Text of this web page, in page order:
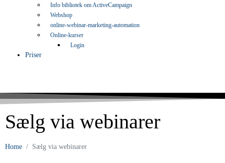
Info bibliotek om ActiveCampaign
Webshop
online-webinar-marketing-automation
Online-kurser
Login
Priser
Sælg via webinarer
Home Sælg via webinarer